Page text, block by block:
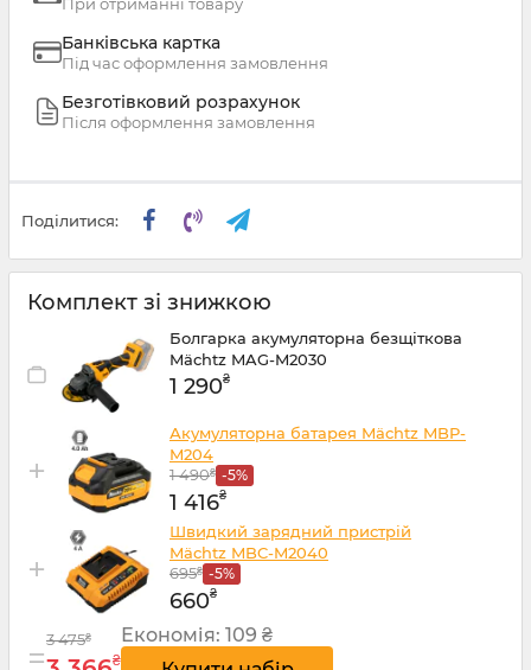
Банківська картка
Під час оформлення замовлення
Безготівковий розрахунок
Після оформлення замовлення
Поділитися:
Комплект зі знижкою
Болгарка акумуляторна безщіткова
Mächtz MAG-M2030
1 290₴
+
Акумуляторна батарея Mächtz MBP-
M204
1 490₴ -5%
1 416₴
+
Швидкий зарядний пристрій
Mächtz MBC-M2040
695₴ -5%
660₴
=3 475₴
₴
Економія: 109 ₴